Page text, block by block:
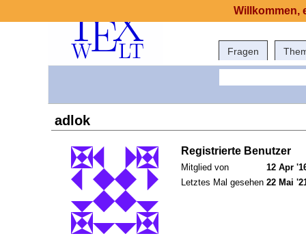
Fragen
adlok
Registrierte Benutzer
Mitglied von
12 Apr
Letztes Mal gesehen 22 Mai
Willkommen,